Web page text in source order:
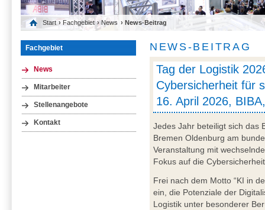
Start › Fachgebiet › News › News-Beitrag
Fachgebiet
News
Mitarbeiter
Stellenangebote
Kontakt
NEWS-BEITRAG
Tag der Logistik
Cybersicherheit für
16. April 2026,
Jedes Jahr beteiligt sich das
Bremen Oldenburg am
Veranstaltung mit
Fokus auf die
Frei nach dem Motto “KI in
ein, die Potenziale der
Logistik unter besonderer